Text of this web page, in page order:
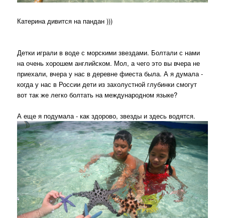
Катерина дивится на пандан )))
Детки играли в воде с морскими звездами. Болтали с нами
на очень хорошем английском. Мол, а чего это вы вчера не
приехали, вчера у нас в деревне фиеста была. А я думала -
когда у нас в России дети из захолустной глубинки смогут
вот так же легко болтать на международном языке?
А еще я подумала - как здорово, звезды и здесь водятся.